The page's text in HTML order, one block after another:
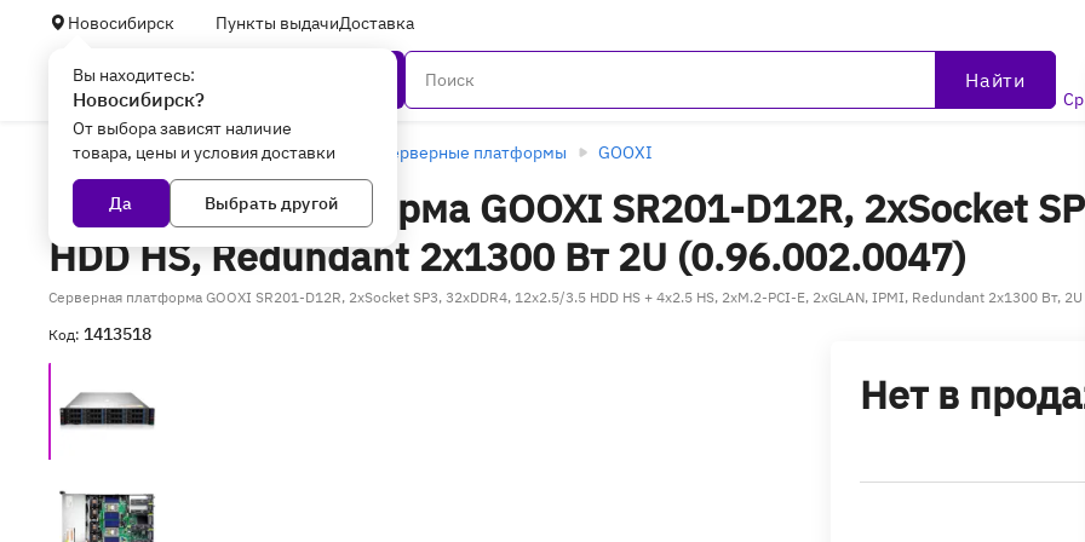
Новосибирск Пункты выдачиДоставка
Вы находитесь:
Новосибирск?
От выбора зависят наличие
товара, цены и условия доставки
Да Выбрать другой
Найти
Главная Серверное оборудование Серверные платформы GOOXI
Серверная платформа GOOXI SR201-D12R, 2xSocket
HDD HS, Redundant 2x1300 Вт 2U (0.96.002.0047)
Серверная платформа GOOXI SR201-D12R, 2xSocket SP3, 32xDDR4, 12x2.5/3.5 HDD HS + 4x2.5 HS, 2xM.2-PCI-E, 2xGLAN, IPMI, Redundant 2x1300 Вт, 2U
Код: 1413518
Нет в